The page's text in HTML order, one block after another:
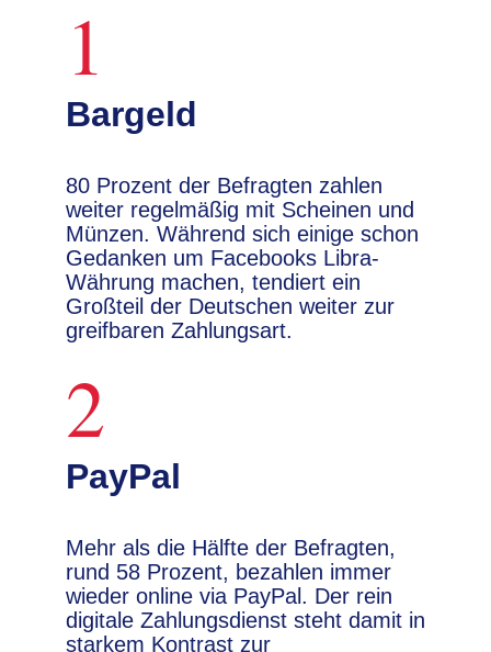
1
Bargeld
80 Prozent der Befragten zahlen
weiter regelmäßig mit Scheinen und
Münzen. Während sich einige schon
Gedanken um Facebooks Libra-
Währung machen, tendiert ein
Großteil der Deutschen weiter zur
greifbaren Zahlungsart.
2
PayPal
Mehr als die Hälfte der Befragten,
rund 58 Prozent, bezahlen immer
wieder online via PayPal. Der rein
digitale Zahlungsdienst steht damit in
starkem Kontrast zur